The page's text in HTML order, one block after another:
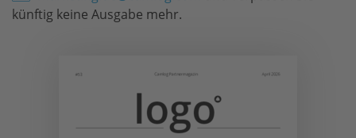
künftig keine Ausgabe mehr.